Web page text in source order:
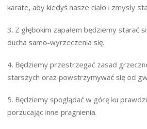
karate, aby kiedyś nasze ciało i zmysły
3. Z głębokim zapałem będziemy starać
ducha samo-wyrzeczenia się.
4. Będziemy przestrzegać zasad
starszych oraz powstrzymywać się od
5. Będziemy spoglądać w górę ku
porzucając inne pragnienia.